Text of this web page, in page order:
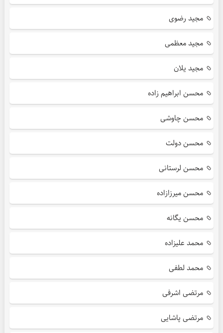
مجید رضوی
مجید معظمی
مجید یلان
محسن ابراهیم زاده
محسن چاوشی
محسن دولت
محسن لرستانی
محسن میرزازاده
محسن یگانه
محمد علیزاده
محمد لطفی
مرتضی اشرفی
مرتضی پاشایی